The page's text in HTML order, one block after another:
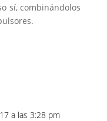
sí, combinándolos
a las 3:28 pm